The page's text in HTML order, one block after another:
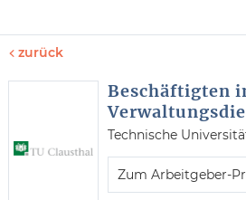
zurück
Beschäftigten
Technische
Zum Arbeitgeber-